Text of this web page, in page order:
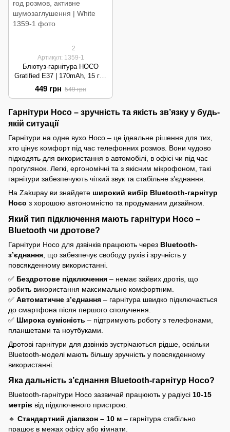
2
Артикул: 1359-1
Блютуз-гарнітура HOCO
Gratified E37 | 170mAh, 15 год
розмов, активне
шумозаглушення | White
449 грн 549 грн
Гарнітури Hoco – зручність та якість зв’язку у будь-
якій ситуації
Гарнітури на одне вухо Hoco – це ідеальне рішення для тих,
хто цінує комфорт під час телефонних розмов. Вони чудово
підходять для використання в автомобілі, в офісі чи під час
прогулянок. Легкі, ергономічні та з якісним мікрофоном, такі
гарнітури забезпечують чіткий звук та стабільне з’єднання.
На Zakupay ви знайдете широкий вибір Bluetooth-гарнітур
Hoco з хорошою автономністю та продуманим дизайном.
Який тип підключення мають гарнітури Hoco –
Bluetooth чи дротове?
Гарнітури Hoco для дзвінків працюють через Bluetooth-
з’єднання , що забезпечує свободу рухів і зручність у
повсякденному використанні.
✅ Бездротове підключення – немає зайвих дротів, що
робить використання максимально комфортним.
✅ Автоматичне з’єднання – гарнітура швидко підключається
до смартфона після першого сполучення.
✅ Широка сумісність – підтримують роботу з телефонами,
планшетами та ноутбуками.
Дротові гарнітури для дзвінків зустрічаються рідше, оскільки
Bluetooth-моделі мають більшу зручність у повсякденному
використанні.
Яка дальність з’єднання Bluetooth-гарнітур Hoco?
Bluetooth-гарнітури Hoco зазвичай працюють у радіусі 10-15
метрів від підключеного пристрою.
🔹 Стандартний діапазон – 10 м – гарнітура стабільно
працює в межах офісу або кімнати.